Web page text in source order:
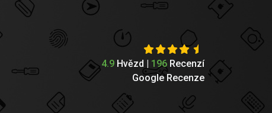
4.9 Hvězd | 196 Recenzí
Google Recenze